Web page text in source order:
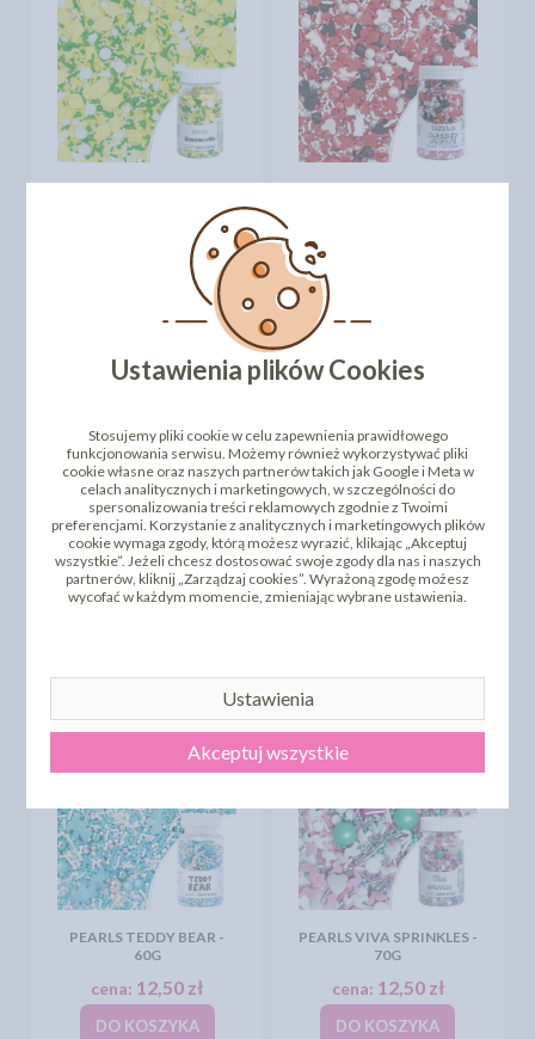
12,50 zł
DO KOSZYKA
PEARLS IT'S A BOY - 70G
PEARLS MIDNIGHT IN
PARIS - 70G
PEARLS TEDDY BEAR -
60G
cena: 12,50 zł
DO KOSZYKA
PEARLS VIVA SPRINKLES -
70G
cena: 12,50 zł
DO KOSZYKA
Ustawienia plików Cookies
Stosujemy pliki cookie w celu zapewnienia prawidłowego
funkcjonowania serwisu. Możemy również wykorzystywać pliki
cookie własne oraz naszych partnerów takich jak Google i Meta w
celach analitycznych i marketingowych, w szczególności do
spersonalizowania treści reklamowych zgodnie z Twoimi
preferencjami. Korzystanie z analitycznych i marketingowych plików
cookie wymaga zgody, którą możesz wyrazić, klikając „Akceptuj
wszystkie”. Jeżeli chcesz dostosować swoje zgody dla nas i naszych
partnerów, kliknij „Zarządzaj cookies”. Wyrażoną zgodę możesz
wycofać w każdym momencie, zmieniając wybrane ustawienia.
Ustawienia
Akceptuj wszystkie